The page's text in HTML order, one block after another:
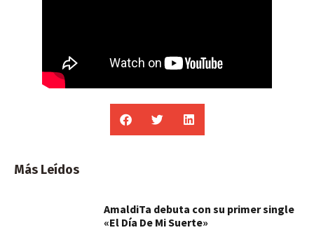
Más Leídos
AmaldiTa debuta con su primer single
«El Día De Mi Suerte»